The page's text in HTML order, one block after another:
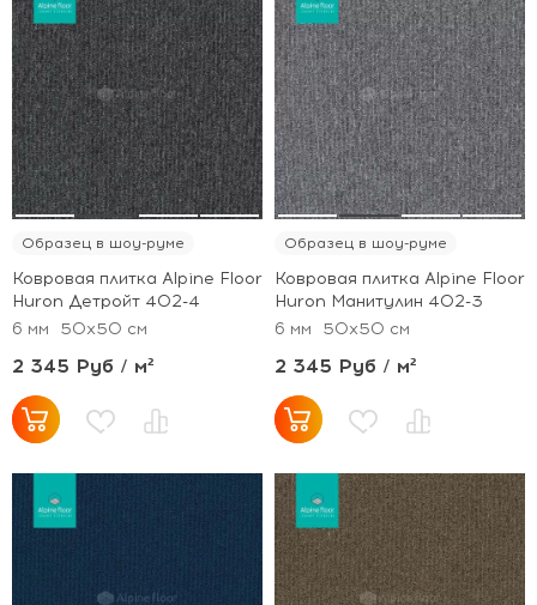
Образец в шоу-руме
Ковровая плитка Alpine Floor
Huron Детройт 402-4
6 мм
50x50 см
2 345 Руб / м²
Образец в шоу-руме
Ковровая плитка Alpine Floor
Huron Манитулин 402-3
6 мм
50x50 см
2 345 Руб / м²